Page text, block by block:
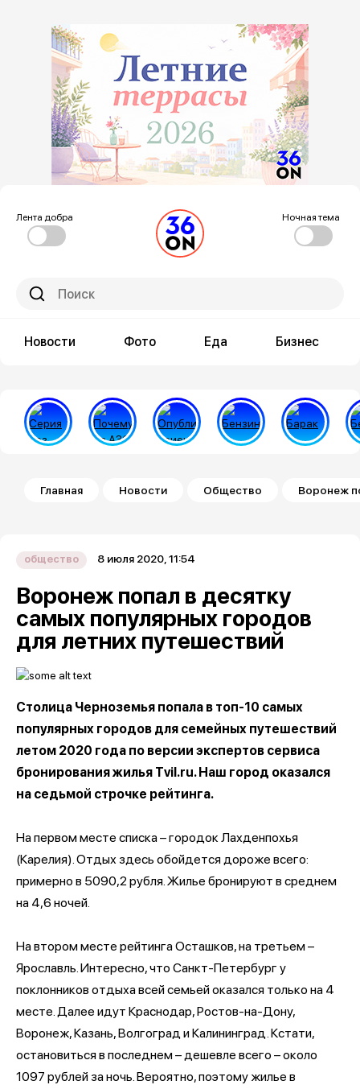
Лента добра Ночная тема
Новости Фото Еда Бизнес
Строка навигации
Главная Новости Общество Воронеж
общество 8 июля 2020, 11:54
Воронеж попал в десятку
самых популярных городов
для летних путешествий
Столица Черноземья попала в топ-10 самых
популярных городов для семейных путешествий
летом 2020 года по версии экспертов сервиса
бронирования жилья Тvil.ru. Наш город оказался
на седьмой строчке рейтинга.
На первом месте списка – городок Лахденпохья
(Карелия). Отдых здесь обойдется дороже всего:
примерно в 5090,2 рубля. Жилье бронируют в среднем
на 4,6 ночей.
На втором месте рейтинга Осташков, на третьем –
Ярославль. Интересно, что Санкт-Петербург у
поклонников отдыха всей семьей оказался только на 4
месте. Далее идут Краснодар, Ростов-на-Дону,
Воронеж, Казань, Волгоград и Калининград. Кстати,
остановиться в последнем – дешевле всего – около
1097 рублей за ночь. Вероятно, поэтому жилье в